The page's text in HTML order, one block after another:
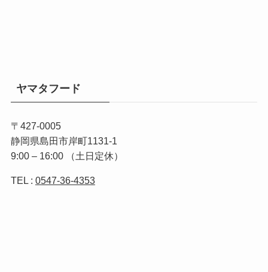
ヤマタフード
〒427-0005
静岡県島田市岸町1131-1
9:00 – 16:00 （土日定休）
TEL : 0547-36-4353